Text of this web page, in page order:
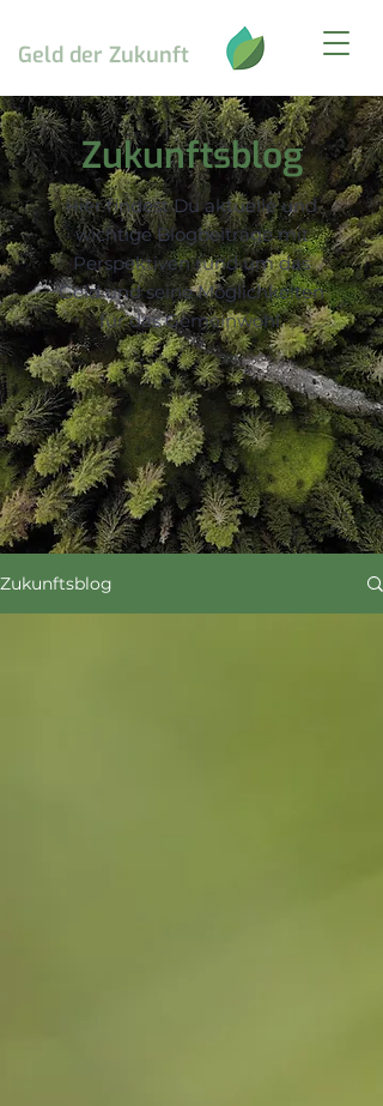
Geld der Zukunft
Zukunftsblog
Hier findest Du aktuelle und
wichtige Blogbeiträge mit
Perspektiven rund um das
Geld und seine Möglichkeiten
für das Gemeinwohl.
Zukunftsblog